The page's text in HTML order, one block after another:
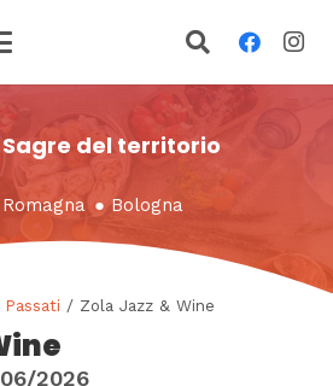
Sagre del territorio
●Bologna
/ Zola Jazz & Wine
2026